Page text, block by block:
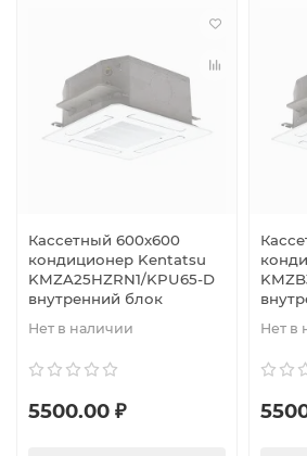
Кассетный 600х600
кондиционер Kentatsu
KMZA25HZRN1/KPU65-D
внутренний блок
Нет в наличии
5500.00 ₽
Нет в